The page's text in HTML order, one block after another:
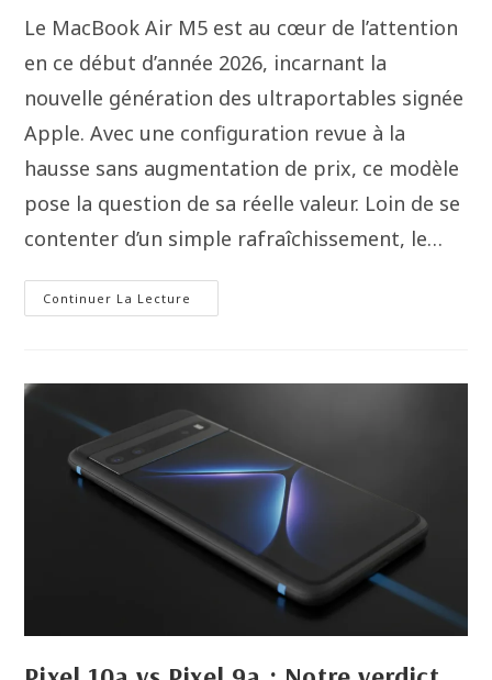
Le MacBook Air M5 est au cœur de l’attention
en ce début d’année 2026, incarnant la
nouvelle génération des ultraportables signée
Apple. Avec une configuration revue à la
hausse sans augmentation de prix, ce modèle
pose la question de sa réelle valeur. Loin de se
contenter d’un simple rafraîchissement, le…
Continuer La Lecture